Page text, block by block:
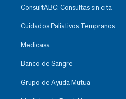
ConsultABC: Consultas sin cita
Cuidados Paliativos Tempranos
Medicasa
Banco de Sangre
Grupo de Ayuda Mutua